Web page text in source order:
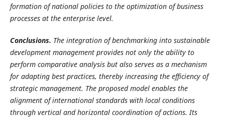
formation of national policies to the optimization of business
processes at the enterprise level.
Conclusions. The integration of benchmarking into sustainable
development management provides not only the ability to
perform comparative analysis but also serves as a mechanism
for adapting best practices, thereby increasing the efficiency of
strategic management. The proposed model enables the
alignment of international standards with local conditions
through vertical and horizontal coordination of actions. Its